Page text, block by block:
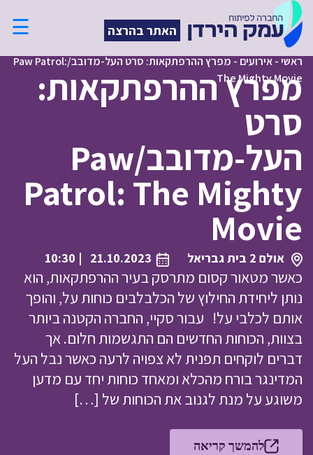
האתר בהרצה ☰
ראשי-אירועים -
מפרץ ההרפתקאות: סרט העל-מדובב/Paw Patrol:
The Mighty Movie
מפרץ ההרפתקאות:
סרט
העל-מדובב/Paw
Patrol: The Mighty
Movie
אולם 2 בית גבריאל 21.10.2023
| 10:30
כאשר מטאור קסום מתרסק בעיר ההרפתקאות, הוא
נותן ליחידת החילוץ של הכלבלבים כוחות על, והופך
אותם לכלבי על! עבור סקיי, החברה הקטנה ביותר
בצוות, הכוחות החדשים הם התגשמות חלום. אך
דברים לוקחים תפנית לא צפויה לרעה כאשר נבל העל
המדינגר בורח מהכלא ומאחד כוחות יחד עם מדען
משוגע על מנת לגנוב את הכוחות של […]
להמשך קריאה